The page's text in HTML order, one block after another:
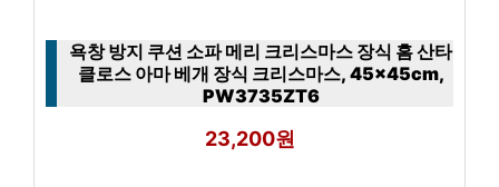
욕창 방지 쿠션 소파 메리 크리스마스 장식 홈 산타
클로스 아마 베개 장식 크리스마스, 45x45cm,
PW3735ZT6
23,200원